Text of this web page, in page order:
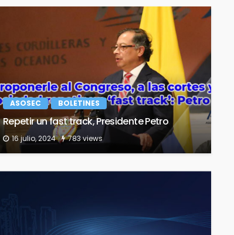
ASOSEC BOLETINES
Repetir un fast track, Presidente Petro
16 julio, 2024 783 views